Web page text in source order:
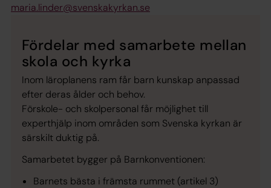
maria.linder@svenskakyrkan.se
Fördelar med samarbete mellan
skola och kyrka
Inom läroplanens ram får barn kunskap anpassad
efter deras ålder och behov.
Förskole- och skolpersonal får möjlighet till
experthjälp inom områden som Svenska kyrkan är
särskilt duktig på.
Samarbetet bygger på Barnkonventionen:
Barnets bästa i främsta rummet (artikel 3)